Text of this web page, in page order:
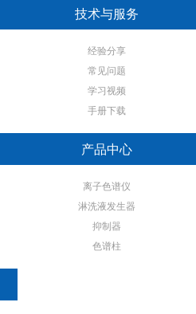
技术与服务
经验分享
常见问题
学习视频
手册下载
产品中心
离子色谱仪
淋洗液发生器
抑制器
色谱柱